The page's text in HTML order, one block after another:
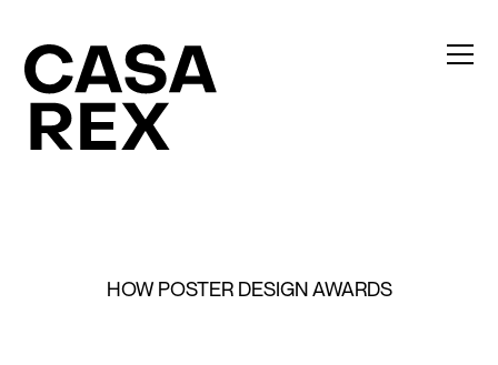
HOW POSTER DESIGN AWARDS